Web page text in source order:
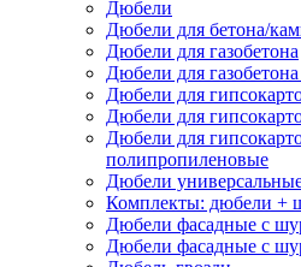
Дюбели
Дюбели для бетона/
Дюбели для газобетона
Дюбели для
Дюбели для
Дюбели для
Дюбели для
полипропиленовые
Дюбели
Комплекты: дюбели +
Дюбели фасадные с
Дюбели фасадные с